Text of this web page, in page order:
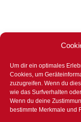
Um dir ein optimales
Cookies, um
zuzugreifen. Wenn du
wie das Surfverhalten
Wenn du deine
bestimmte Merkmale und
Stets für
365 Tage
bei